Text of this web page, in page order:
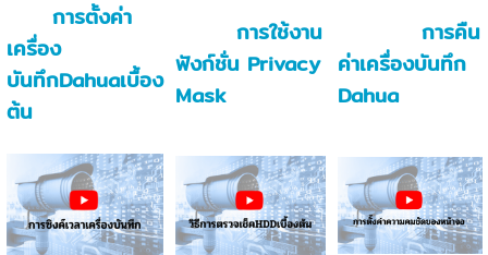
การตั้งค่า
เครื่อง
บันทึกDahuaเบื้อง
ต้น
การใช้งาน
ฟังก์ชั่น Privacy
Mask
การคืน
ค่าเครื่องบันทึก
Dahua